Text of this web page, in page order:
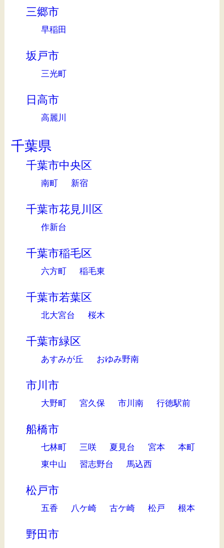
三郷市
早稲田
坂戸市
三光町
日高市
高麗川
千葉県
千葉市中央区
南町 新宿
千葉市花見川区
作新台
千葉市稲毛区
六方町 稲毛東
千葉市若葉区
北大宮台 桜木
千葉市緑区
あすみが丘 おゆみ野南
市川市
大野町 宮久保 市川南 行徳駅前
船橋市
七林町 三咲 夏見台 宮本
本町
東中山
習志野台 馬込西
松戸市
五香 八ケ崎 古ケ崎 松戸 根本
野田市